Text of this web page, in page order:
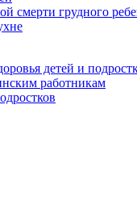
смерти грудного
детей и
работникам